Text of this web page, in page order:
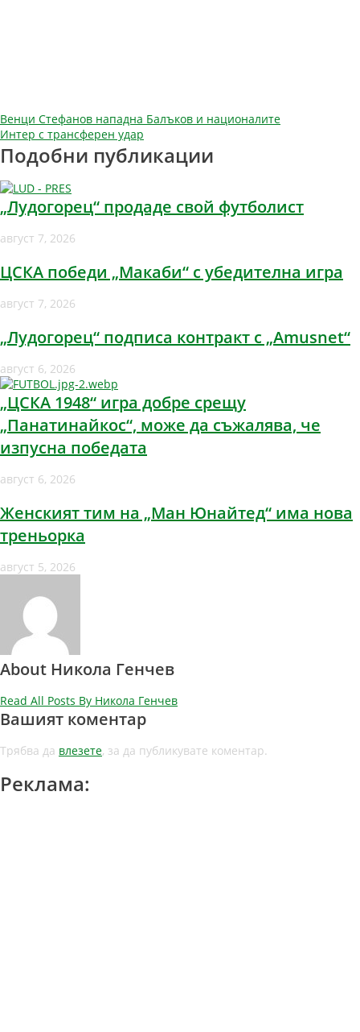
Навигация
Венци Стефанов нападна Балъков и националите
Интер с трансферен удар
Подобни публикации
„Лудогорец“ продаде свой футболист
август 7, 2026
ЦСКА победи „Макаби“ с убедителна игра
август 7, 2026
„Лудогорец“ подписа контракт с „Amusnet“
август 6, 2026
„ЦСКА 1948“ игра добре срещу
„Панатинайкос“, може да съжалява, че
изпусна победата
август 6, 2026
Женският тим на „Ман Юнайтед“ има нова
треньорка
август 5, 2026
About Никола Генчев
Read All Posts By Никола Генчев
Вашият коментар
Трябва да влезете, за да публикувате коментар.
Реклама: